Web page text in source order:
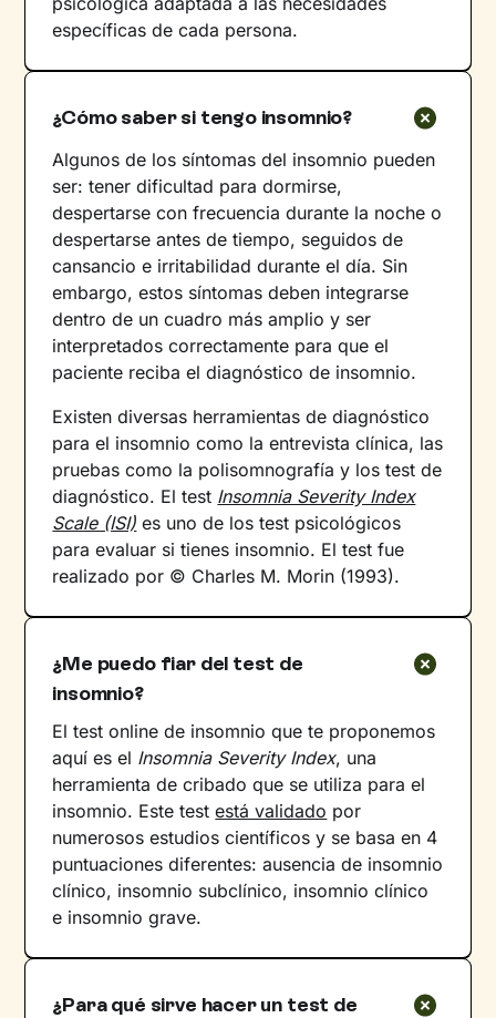
específicas de cada persona.
¿Cómo saber si tengo insomnio?
Algunos de los síntomas del insomnio pueden
ser: tener dificultad para dormirse,
despertarse con frecuencia durante la noche o
despertarse antes de tiempo, seguidos de
cansancio e irritabilidad durante el día. Sin
embargo, estos síntomas deben integrarse
dentro de un cuadro más amplio y ser
interpretados correctamente para que el
paciente reciba el diagnóstico de insomnio.
Existen diversas herramientas de diagnóstico
para el insomnio como la entrevista clínica, las
pruebas como la polisomnografía y los test de
diagnóstico. El test Insomnia Severity Index
Scale (ISI) es uno de los test psicológicos
para evaluar si tienes insomnio. El test fue
realizado por © Charles M. Morin (1993).
¿Me puedo fiar del test de
insomnio?
El test online de insomnio que te proponemos
aquí es el Insomnia Severity Index, una
herramienta de cribado que se utiliza para el
insomnio. Este testestá validado por
numerosos estudios científicos y se basa en 4
puntuaciones diferentes: ausencia de insomnio
clínico, insomnio subclínico, insomnio clínico
e insomnio grave.
¿Para qué sirve hacer un test de